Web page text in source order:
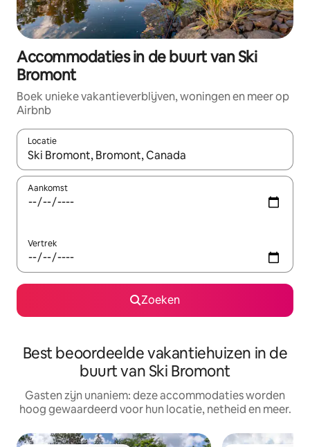
Accommodaties in de buurt van Ski
Bromont
Boek unieke vakantieverblijven, woningen en meer op
Airbnb
Locatie
Wanneer er resultaten beschikbaar zijn, maak je een keuze
Aankomst
Vertrek
Zoeken
Best beoordeelde vakantiehuizen in de
buurt van Ski Bromont
Gasten zijn unaniem: deze accommodaties worden
hoog gewaardeerd voor hun locatie, netheid en meer.